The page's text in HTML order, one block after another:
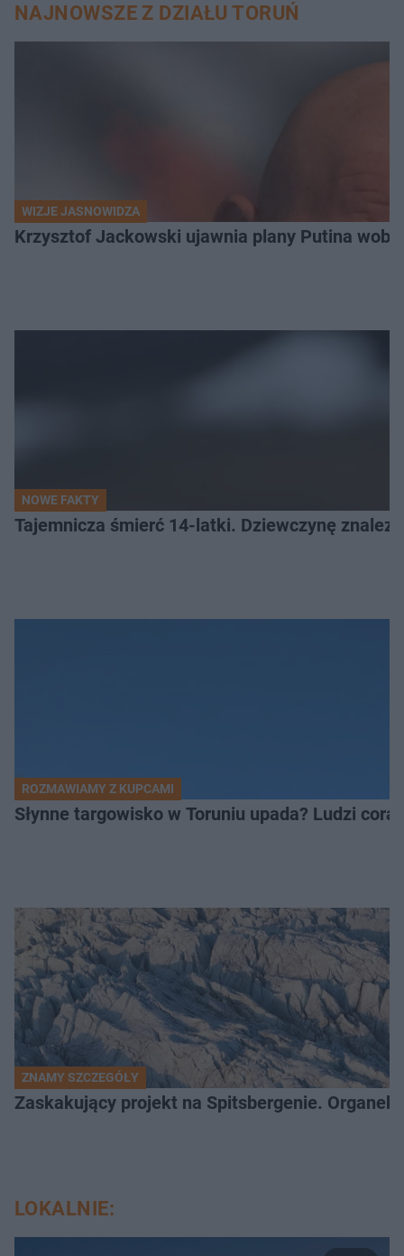
NAJNOWSZE Z DZIAŁU TORUŃ
WIZJE JASNOWIDZA
Krzysztof Jackowski ujawnia plany Putina
NOWE FAKTY
Tajemnicza śmierć 14-latki. Dziewczynę
ROZMAWIAMY Z KUPCAMI
Słynne targowisko w Toruniu upada? Ludzi
ZNAMY SZCZEGÓŁY
Zaskakujący projekt na Spitsbergenie.
LOKALNIE: